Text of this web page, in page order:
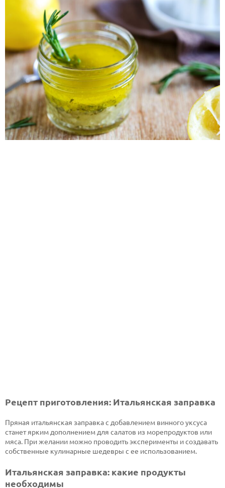
Рецепт приготовления: Итальянская заправка
Пряная итальянская заправка с добавлением винного уксуса
станет ярким дополнением для салатов из морепродуктов или
мяса. При желании можно проводить эксперименты и создавать
собственные кулинарные шедевры с ее использованием.
Итальянская заправка: какие продукты
необходимы